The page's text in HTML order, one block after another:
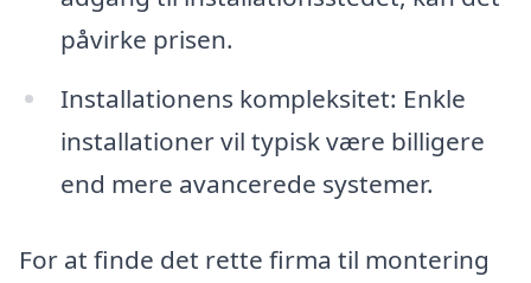
påvirke prisen.
Installationens kompleksitet: Enkle
installationer vil typisk være billigere
end mere avancerede systemer.
For at finde det rette firma til montering